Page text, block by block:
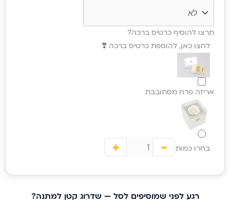
תרצו להוסיף כרטיס ברכה?
לחצו כאן, להוספת כרטיס ברכה ❣️
אריזה פרח מסתובבת
בחרו כמות -
+
רגע לפני שמוסיפים לסל — שדרוג קטן למתנה?